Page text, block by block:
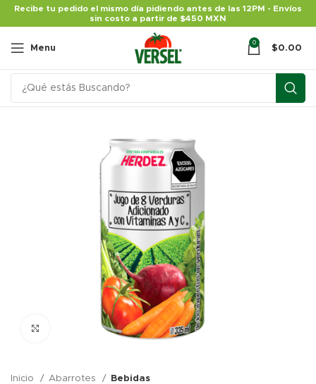
Recibe tu pedido el mismo día pidiendo antes de las 12PM - Envíos
sin costo a partir de $450 MXN
Menu
0
$0.00
Click para agrandar
Inicio Abarrotes Bebidas